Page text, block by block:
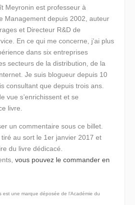
Meyronin est professeur à
Management depuis 2002, auteur
et Directeur R&D de
En ce qui me concerne, j’ai plus
dans six entreprises
secteurs de la distribution, de la
Je suis blogueur depuis 10
consultant que depuis trois ans.
vue s’enrichissent et se
livre.
un commentaire sous ce billet.
tiré au sort le 1er janvier 2017 et
du livre dédicacé.
vous pouvez le commander en
une marque déposée de l’Académie du